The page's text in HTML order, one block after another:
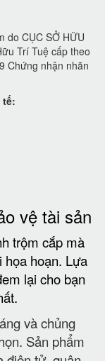
do CỤC SỞ HỮU
Trí Tuệ cấp theo
Chứng nhận nhãn
tế:
vệ tài sản
trộm cắp mà
họa hoạn. Lựa
lại cho bạn
và chủng
Sản phẩm